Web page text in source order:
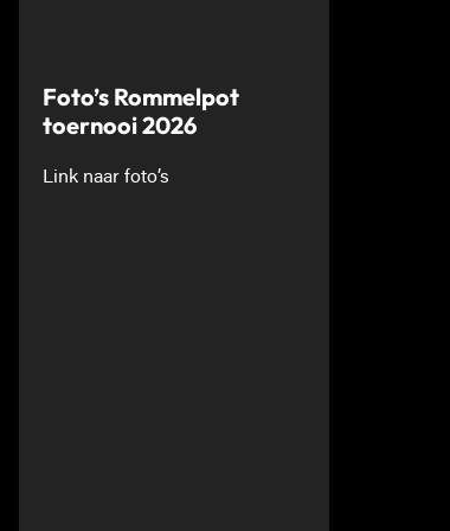
Foto’s Rommelpot
toernooi 2026
Link naar foto’s